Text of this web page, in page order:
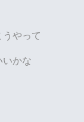
やって
いかな